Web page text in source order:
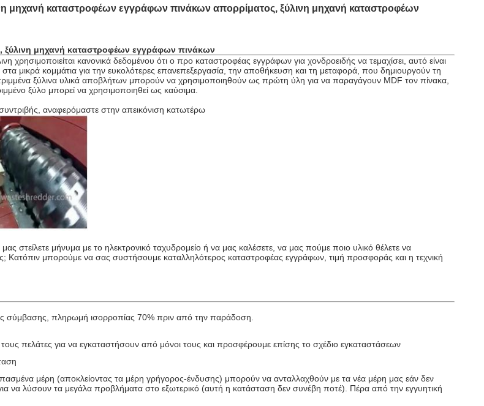
μηχανή καταστροφέων εγγράφων πινάκων απορρίματος, ξύλινη μηχανή καταστροφέων
μηχανή καταστροφέων εγγράφων πινάκων
χρησιμοποιείται κανονικά δεδομένου ότι ο προ καταστροφέας εγγράφων για χονδροειδής να τεμαχίσει, αυτό είναι
μικρά κομμάτια για την ευκολότερες επανεπεξεργασία, την αποθήκευση και τη μεταφορά, που δημιουργούν τη
ξύλινα υλικά αποβλήτων μπορούν να χρησιμοποιηθούν ως πρώτη ύλη για να παραγάγουν MDF τον πίνακα,
ξύλο μπορεί να χρησιμοποιηθεί ως καύσιμα.
αναφερόμαστε στην απεικόνιση κατωτέρω
στείλετε μήνυμα με το ηλεκτρονικό ταχυδρομείο ή να μας καλέσετε, να μας πούμε ποιο υλικό θέλετε να
Κατόπιν μπορούμε να σας συστήσουμε καταλληλότερος καταστροφέας εγγράφων, τιμή προσφοράς και η τεχνική
πληρωμή ισορροπίας 70% πριν από την παράδοση.
πελάτες για να εγκαταστήσουν από μόνοι τους και προσφέρουμε επίσης το σχέδιο εγκαταστάσεων
μέρη (αποκλείοντας τα μέρη γρήγορος-ένδυσης) μπορούν να ανταλλαχθούν με τα νέα μέρη μας εάν δεν
για να λύσουν τα μεγάλα προβλήματα στο εξωτερικό (αυτή η κατάσταση δεν συνέβη ποτέ). Πέρα από την εγγυητική